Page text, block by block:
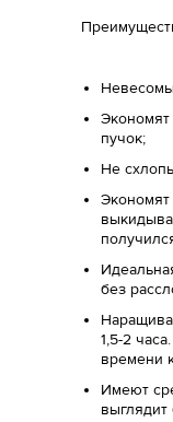
пучок;
Не
без
1,5-2
времени
Имеют